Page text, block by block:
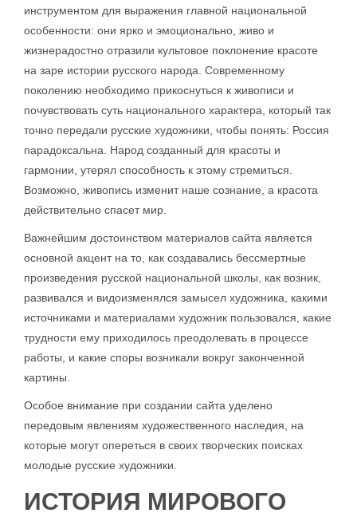
инструментом для выражения главной национальной
особенности: они ярко и эмоционально, живо и
жизнерадостно отразили культовое поклонение красоте
на заре истории русского народа. Современному
поколению необходимо прикоснуться к живописи и
почувствовать суть национального характера, который так
точно передали русские художники, чтобы понять: Россия
парадоксальна. Народ созданный для красоты и
гармонии, утерял способность к этому стремиться.
Возможно, живопись изменит наше сознание, а красота
действительно спасет мир.
Важнейшим достоинством материалов сайта является
основной акцент на то, как создавались бессмертные
произведения русской национальной школы, как возник,
развивался и видоизменялся замысел художника, какими
источниками и материалами художник пользовался, какие
трудности ему приходилось преодолевать в процессе
работы, и какие споры возникали вокруг законченной
картины.
Особое внимание при создании сайта уделено
передовым явлениям художественного наследия, на
которые могут опереться в своих творческих поисках
молодые русские художники.
ИСТОРИЯ МИРОВОГО